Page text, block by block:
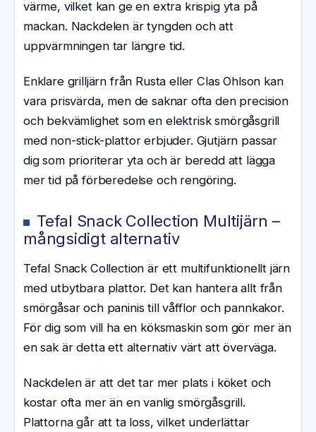
värme, vilket kan ge en extra krispig yta på
mackan. Nackdelen är tyngden och att
uppvärmningen tar längre tid.
Enklare grilljärn från Rusta eller Clas Ohlson kan
vara prisvärda, men de saknar ofta den precision
och bekvämlighet som en elektrisk smörgåsgrill
med non-stick-plattor erbjuder. Gjutjärn passar
dig som prioriterar yta och är beredd att lägga
mer tid på förberedelse och rengöring.
Tefal Snack Collection Multijärn –
mångsidigt alternativ
Tefal Snack Collection är ett multifunktionellt järn
med utbytbara plattor. Det kan hantera allt från
smörgåsar och paninis till våfflor och pannkakor.
För dig som vill ha en köksmaskin som gör mer än
en sak är detta ett alternativ värt att överväga.
Nackdelen är att det tar mer plats i köket och
kostar ofta mer än en vanlig smörgåsgrill.
Plattorna går att ta loss, vilket underlättar